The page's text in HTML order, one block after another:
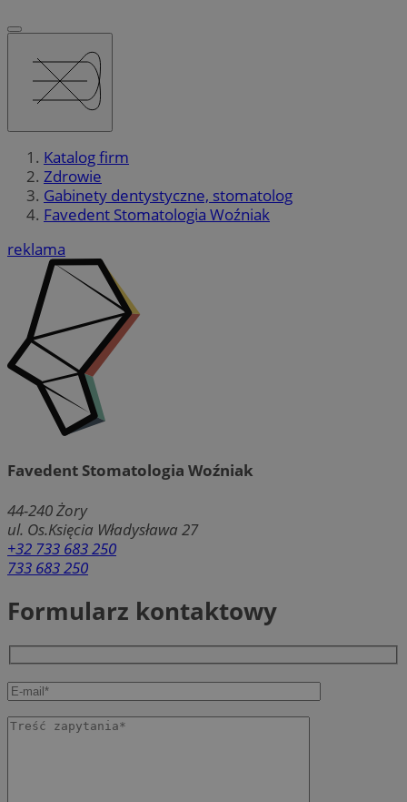
Katalog firm
Zdrowie
Gabinety dentystyczne, stomatolog
Favedent Stomatologia Woźniak
reklama
Favedent Stomatologia Woźniak
44-240Żory
ul. Os.Księcia Władysława 27
+32 733 683 250
733 683 250
Formularz kontaktowy